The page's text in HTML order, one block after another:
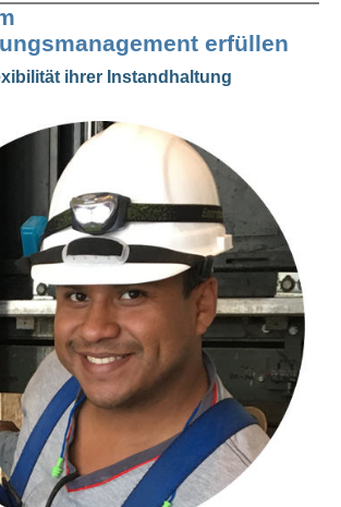
erfüllen
ihrer Instandhaltung